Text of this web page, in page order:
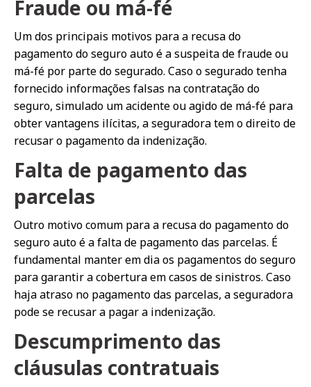
Fraude ou má-fé
Um dos principais motivos para a recusa do
pagamento do seguro auto é a suspeita de fraude ou
má-fé por parte do segurado. Caso o segurado tenha
fornecido informações falsas na contratação do
seguro, simulado um acidente ou agido de má-fé para
obter vantagens ilícitas, a seguradora tem o direito de
recusar o pagamento da indenização.
Falta de pagamento das
parcelas
Outro motivo comum para a recusa do pagamento do
seguro auto é a falta de pagamento das parcelas. É
fundamental manter em dia os pagamentos do seguro
para garantir a cobertura em casos de sinistros. Caso
haja atraso no pagamento das parcelas, a seguradora
pode se recusar a pagar a indenização.
Descumprimento das
cláusulas contratuais